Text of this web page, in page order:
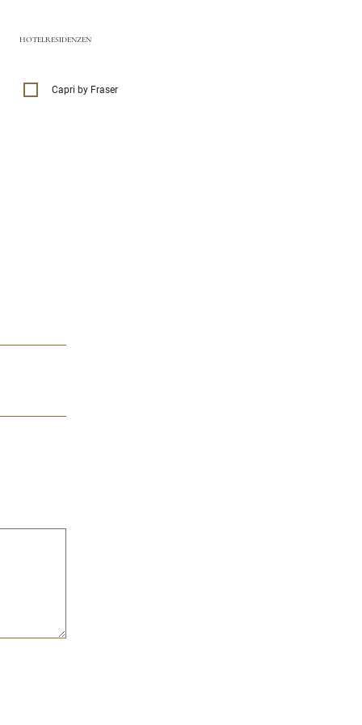
HOTELRESIDENZEN
Capri by Fraser